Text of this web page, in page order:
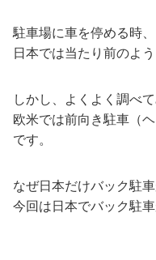
駐車場に車を停める時、
日本では当たり前のよ
しかし、よくよく調べ
欧米では前向き駐車（
です。
なぜ日本だけバック駐
今回は日本でバック駐